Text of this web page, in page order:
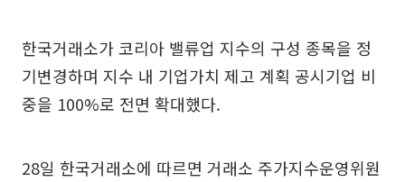
한국거래소가 코리아 밸류업 지수의 구성 종목을 정
기변경하며 지수 내 기업가치 제고 계획 공시기업 비
중을 100%로 전면 확대했다.
28일 한국거래소에 따르면 거래소 주가지수운영위원